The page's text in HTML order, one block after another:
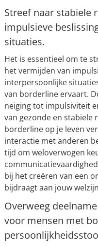
Streef naar stabiele
impulsieve
situaties.
Het is essentieel om te
het vermijden van
interpersoonlijke
van borderline ervaart.
neiging tot impulsiviteit
van gezonde en stabiele
borderline op je leven
interactie met anderen
tijd om weloverwogen
bij het creëren van een
bijdraagt aan jouw
Overweeg
voor mensen met